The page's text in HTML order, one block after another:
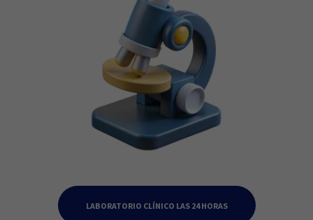
LABORATORIO CLÍNICO LAS 24 HORAS